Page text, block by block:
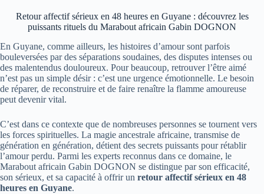
Retour affectif sérieux en 48 heures en Guyane : découvrez les
puissants rituels du Marabout africain Gabin DOGNON
En Guyane, comme ailleurs, les histoires d’amour sont parfois
bouleversées par des séparations soudaines, des disputes intenses ou
des malentendus douloureux. Pour beaucoup, retrouver l’être aimé
n’est pas un simple désir : c’est une urgence émotionnelle. Le besoin
de réparer, de reconstruire et de faire renaître la flamme amoureuse
peut devenir vital.
C’est dans ce contexte que de nombreuses personnes se tournent vers
les forces spirituelles. La magie ancestrale africaine, transmise de
génération en génération, détient des secrets puissants pour rétablir
l’amour perdu. Parmi les experts reconnus dans ce domaine, le
Marabout africain Gabin DOGNON se distingue par son efficacité,
son sérieux, et sa capacité à offrir un retour affectif sérieux en 48
heures en Guyane.